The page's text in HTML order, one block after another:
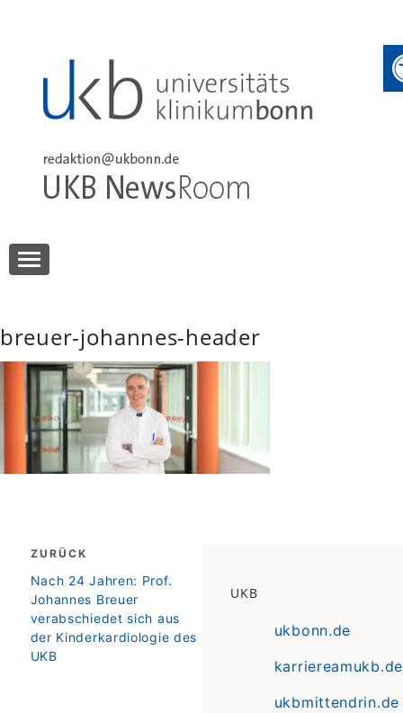
UKB NewsRoom
breuer-johannes-header
Beitragsnavigation
ZURÜCK
zurück
Nach 24 Jahren: Prof.
Johannes Breuer
verabschiedet sich aus
der Kinderkardiologie des
UKB
UKB
ukbonn.de
karriereamukb.de
ukbmittendrin.de